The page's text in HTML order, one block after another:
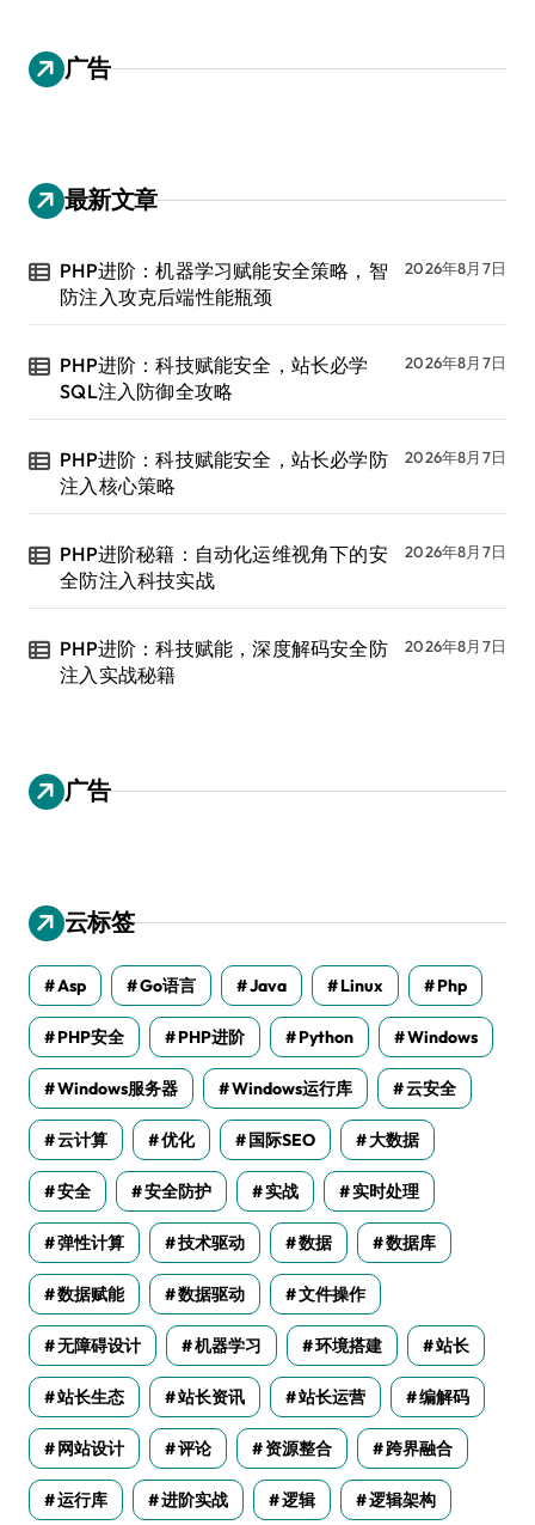
广告
最新文章
PHP进阶：机器学习赋能安全策略，智
防注入攻克后端性能瓶颈
2026年8月7日
PHP进阶：科技赋能安全，站长必学
SQL注入防御全攻略
2026年8月7日
PHP进阶：科技赋能安全，站长必学防
注入核心策略
2026年8月7日
PHP进阶秘籍：自动化运维视角下的安
全防注入科技实战
2026年8月7日
PHP进阶：科技赋能，深度解码安全防
注入实战秘籍
2026年8月7日
广告
云标签
Asp Go语言 Java Linux Php
PHP安全 PHP进阶 Python Windows
Windows服务器 Windows运行库 云安全
云计算 优化 国际SEO 大数据
安全 安全防护 实战 实时处理
弹性计算 技术驱动 数据 数据库
数据赋能 数据驱动 文件操作
无障碍设计 机器学习 环境搭建 站长
站长生态 站长资讯 站长运营 编解码
网站设计 评论 资源整合 跨界融合
运行库 进阶实战 逻辑 逻辑架构